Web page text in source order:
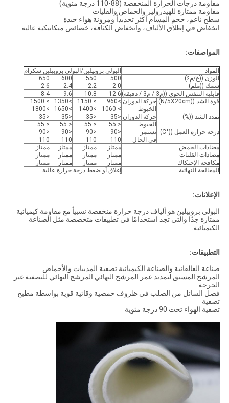
مقاومة درجات الحرارة المنخفضة (88-110 درجة مئوية)
مقاومة ممتازة للهيدروليز والحماض والقليات
سطح ناعم، حجم المسام أكثر تحديداً ومرونة هواء جيدة
انخفاض في إطلاق الألياف، وانخفاض الكثافة، خصائص ميكانيكية عالية
المواصفات:
المواد
البولي بروبيلين/البولي بروبيلين سكرام
الوزن ((غ/م2
)
500
550
600
650
سمك ((ملم)
2.0
2.2
2.4
2.6
قابلية التنفس الجوي ((م3 / م3 / دقيقة)
12.6
10.8
9.6
8.4
قوة الشد ((N/5X20cm)
حركة الدوران >960
> 1150
>1350
> 1500
الخيوط
> 1060
>1400
>1650
>1800
تمدد الشد ((%)
حركة الدوران <35
<35
<35
<35
الخيوط
< 55
< 55
< 55
< 55
درجة حرارة العمل ((°C)
يستمر <90
<90
<90
<90
في الحال
110
110
110
110
مضادات الحمض
ممتاز ممتاز ممتاز
ممتاز
مضادات القليات
ممتاز ممتاز ممتاز
ممتاز
مكافحة الإحتكاك
ممتاز ممتاز ممتاز
ممتاز
المعالجة النهائية
إغلاق أو ضغط درجة حرارة عالية
الإعلانات:
البولي بروبيلين هو ألياف درجة حرارة منخفضة نسبياً مع مقاومة كيميائية
ممتازة جدًا والتي تجد استخدامًا في تطبيقات متخصصة مثل الصناعة
الكيميائية.
التطبيقات:
صناعة الغالفانية والصناعة الكيميائية تصفية المذيبات والأحماض
المرشح المسبق لتمديد عمر المرشح النهائي المرشح النهائي للتصفية غير
الحرجة
فصل السائل من الصلب في ظروف حمضية وقائية قوية بواسطة مطبخ
تصفية
تصفية الهواء تحت 90 درجة مئوية